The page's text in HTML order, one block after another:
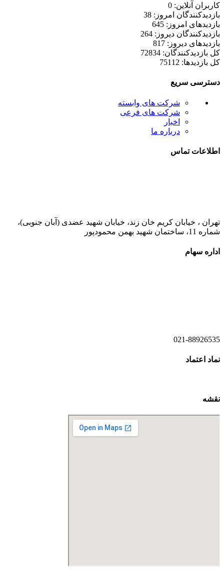
کاربران آنلاین: 0
بازدیدکنندگان امروز: 38
بازدیدهای امروز: 645
بازدیدکنندگان دیروز: 264
بازدیدهای دیروز: 817
کل بازدیدکنند‌گان: 72834
کل بازدیدها: 75112
دسترسی سریع
شرکت های وابسته
شرکت های فرعی
اخبار
درباره ما
اطلاعات تماس
تهران ، خیابان کریم خان زند، خیابان شهید عضدی (آبان جنوبی)،
شماره 11، ساختمان شهید بهمن محمودپور
اداره سهام
021-88926535
نماد اعتماد
نقشه